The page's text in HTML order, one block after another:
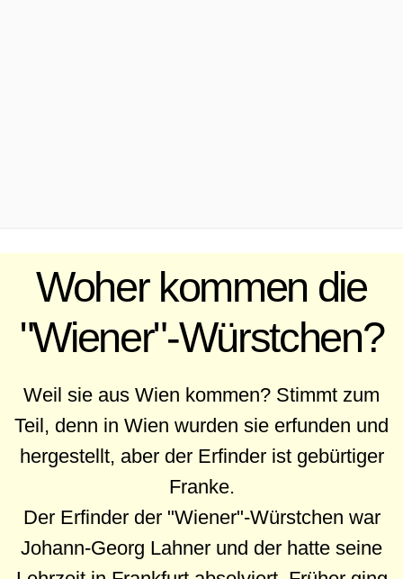
Woher kommen die
"Wiener"-Würstchen?
Weil sie aus Wien kommen? Stimmt zum
Teil, denn in Wien wurden sie erfunden und
hergestellt, aber der Erfinder ist gebürtiger
Franke.
Der Erfinder der "Wiener"-Würstchen war
Johann-Georg Lahner und der hatte seine